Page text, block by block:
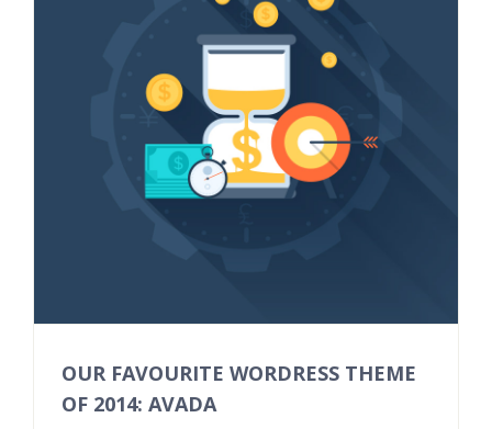
OUR FAVOURITE WORDRESS THEME
OF 2014: AVADA